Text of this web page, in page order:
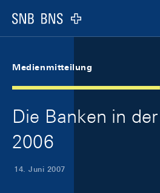
Logo
Medienmitteilung
Die Banken in
2006
14. Juni 2007